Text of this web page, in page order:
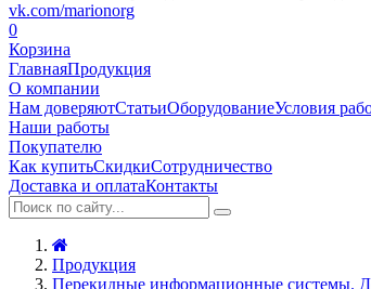
vk.com/marionorg
0
Корзина
ГлавнаяПродукция
О компании
Нам доверяютСтатьиОборудованиеУсловия
Наши работы
Покупателю
Как купитьСкидкиСотрудничество
Доставка и оплатаКонтакты
Продукция
Перекидные информационные системы.